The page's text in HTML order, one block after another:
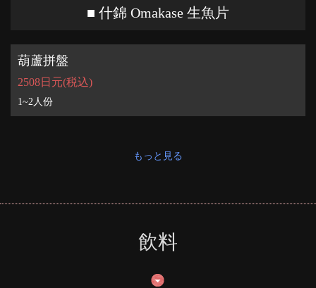
■ 什錦 Omakase 生魚片
葫蘆拼盤
2508日元(税込)
1~2人份
もっと見る
飲料
だん 三田店
東京都港区芝５－３１－５ ＧＡＴＯ三田３・４Ｆ